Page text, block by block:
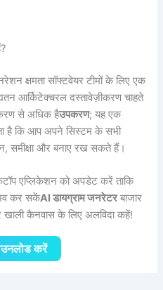
क्षमता सॉफ्टवेयर टीमों के लिए एक
आर्किटेक्चरल दस्तावेज़ीकरण चाहते
से अधिक हैउपकरण; यह एक
है कि आप अपने सिस्टम के सभी
समीक्षा और बनाए रख सकते हैं।
एप्लिकेशन को अपडेट करें ताकि
कर सकेंAI डायग्राम जनरेटरबाजार
कैनवास के लिए अलविदा कहें!
करें